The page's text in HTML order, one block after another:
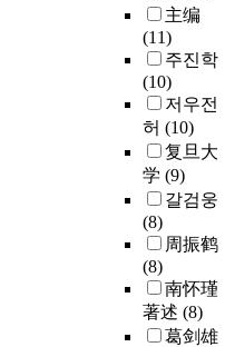
主编
(11)
주진학
(10)
저우전
허 (10)
复旦大
学 (9)
갈검웅
(8)
周振鹤
(8)
南怀瑾
著述 (8)
葛剑雄